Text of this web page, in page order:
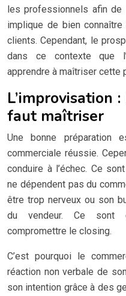
les professionnels afin de
implique de bien
clients. Cependant, le
dans ce contexte que
apprendre à maîtriser cette
L’improvisation
faut maîtriser
Une bonne préparation
commerciale réussie.
conduire à l’échec. Ce
ne dépendent pas du
être trop nerveux ou son
du vendeur. Ce sont
compromettre le closing.
C’est pourquoi le
réaction non verbale de
son intention grâce à des